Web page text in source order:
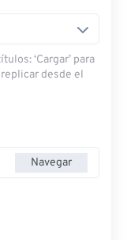
‘Cargar’ para
replicar desde el
Navegar